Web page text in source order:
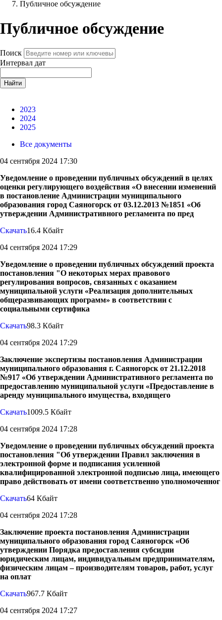
Публичное обсуждение
Публичное обсуждение
Поиск
Интервал дат
Найти
2023
2024
2025
Все документы
04 сентября 2024 17:30
Уведомление о проведении публичных обсуждений в целях
оценки регулирующего воздействия «О внесении изменений
в постановление Администрации муниципального
образования город Саяногорск от 03.12.2013 №1851 «Об
утверждении Административного регламента по пред
Скачать16.4 Кбайт
04 сентября 2024 17:29
Уведомление о проведении публичных обсуждений проекта
постановления "О некоторых мерах правового
регулирования вопросов, связанных с оказанием
муниципальной услуги «Реализация дополнительных
общеразвивающих программ» в соответствии с
социальными сертифика
Скачать98.3 Кбайт
04 сентября 2024 17:29
Заключение экспертизы постановления Администрации
муниципального образования г. Саяногорск от 21.12.2018
№917 «Об утверждении Административного регламента по
предоставлению муниципальной услуги «Предоставление в
аренду муниципального имущества, входящего
Скачать1009.5 Кбайт
04 сентября 2024 17:28
Уведомление о проведении публичных обсуждений проекта
постановления "Об утверждении Правил заключения в
электронной форме и подписания усиленной
квалифицированной электронной подписью лица, имеющего
право действовать от имени соответственно уполномоченног
Скачать64 Кбайт
04 сентября 2024 17:28
Заключение проекта постановления Администрации
муниципального образования город Саяногорск «Об
утверждении Порядка предоставления субсидии
юридическим лицам, индивидуальным предпринимателям,
физическим лицам – производителям товаров, работ, услуг
на оплат
Скачать967.7 Кбайт
04 сентября 2024 17:27